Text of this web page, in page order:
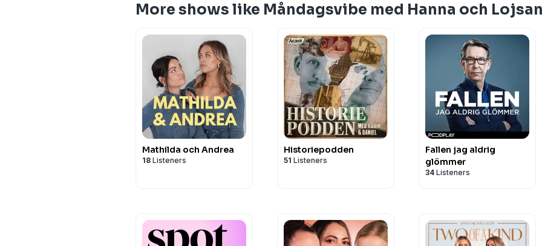
More shows like Måndagsvibe med Hanna och Lojsan
Mathilda och Andrea
18 Listeners
Historiepodden
51 Listeners
Fallen jag aldrig
glömmer
34 Listeners